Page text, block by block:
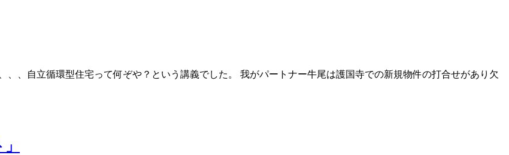
、自立循環型住宅って何ぞや？という講義でした。 我がパートナー牛尾は護国寺での新規物件の打合せがあり欠